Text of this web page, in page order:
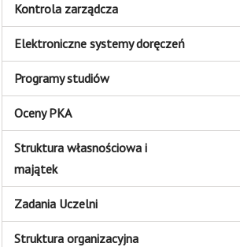
Kontrola zarządcza
Elektroniczne systemy doręczeń
Programy studiów
Oceny PKA
Struktura własnościowa i
majątek
Zadania Uczelni
Struktura organizacyjna